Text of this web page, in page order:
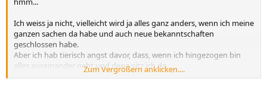
Ich weiss ja nicht, vielleicht wird ja alles ganz anders, wenn ich meine
ganzen sachen da habe und auch neue bekanntschaften
geschlossen habe.
Aber ich hab tierisch angst davor, dass, wenn ich hingezogen bin
alles auseinander geht und denn sitz ich da....
Und bei ihm ist es schwierig nach Berlin zu ziehen, weil er da die
Zum Vergrößern anklicken....